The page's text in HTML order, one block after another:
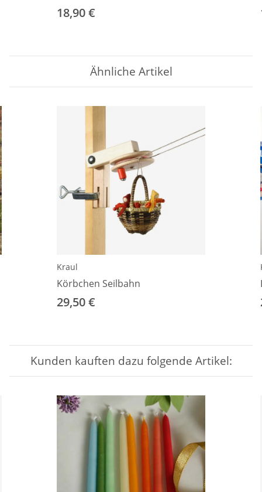
18,90 €
Ähnliche Artikel
Kraul
Körbchen Seilbahn
29,50 €
Kunden kauften dazu folgende Artikel: